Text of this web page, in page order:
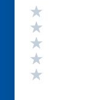
Valutazione